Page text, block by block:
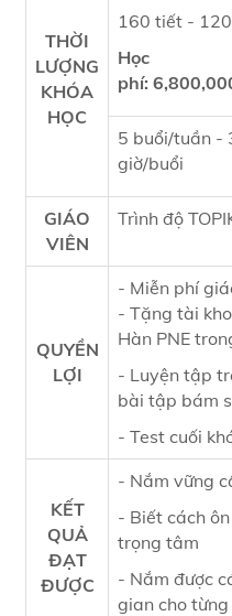
THỜI
LƯỢNG
KHÓA
HỌC
160 tiết -
Học
phí:
5 buổi/tuần -
giờ/buổi
GIÁO
VIÊN
Trình độ
QUYỀN
LỢI
- Miễn phí
- Tặng tài
Hàn PNE
- Luyện tập
bài tập bám
- Test cuối
KẾT
QUẢ
ĐẠT
ĐƯỢC
- Nắm vững
- Biết cách
trọng tâm
- Nắm được
gian cho